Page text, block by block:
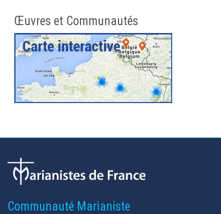
Œuvres et Communautés
Communauté Marianiste